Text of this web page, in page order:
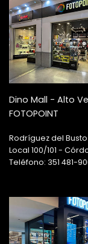
Dino Mall - Alto
FOTOPOINT
Rodríguez del
Local 100/101 -
Teléfono: 351 481-